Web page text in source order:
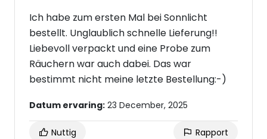
Ich habe zum ersten Mal bei Sonnlicht
bestellt. Unglaublich schnelle Lieferung!!
Liebevoll verpackt und eine Probe zum
Räuchern war auch dabei. Das war
bestimmt nicht meine letzte Bestellung:-)
Datum ervaring: 23 December, 2025
Nuttig Rapport